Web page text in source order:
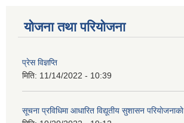
योजना तथा परियोजना
प्रेस विज्ञप्ति
मिति: 11/14/2022 - 10:39
सूचना प्रविधिमा आधारित विद्यूतीय सुशासन